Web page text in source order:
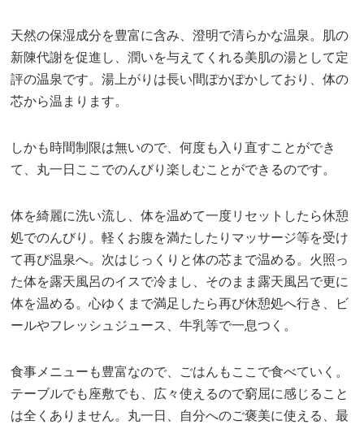
天然の保湿成分を豊富に含み、澄明で清らかな温泉。肌の
新陳代謝を促進し、潤いを与えてくれる美肌の湯として定
評の温泉です。湯上がりは長い間ぽかぽかしており、体の
芯から温まります。
しかも時間制限は無いので、何度も入り直すことができ
て、丸一日ここでのんびり楽しむことができるのです。
体を綺麗に洗い流し、体を温めて一度リセットしたら休憩
処でのんびり。軽くお腹を満たしたりマッサージ等を受け
て再び温泉へ。次はじっくりと体の芯まで温める。火照っ
た体を露天風呂のイスで冷まし、そのまま露天風呂で更に
体を温める。心ゆくまで満足したら再び休憩処へ行き、ビ
ールやフレッシュジュース、牛乳等で一息つく。
食事メニューも豊富なので、ごはんもここで食べていく。
テーブルでも座敷でも、広々使えるので窮屈に感じること
は全くありません。丸一日、自分へのご褒美に使える、最